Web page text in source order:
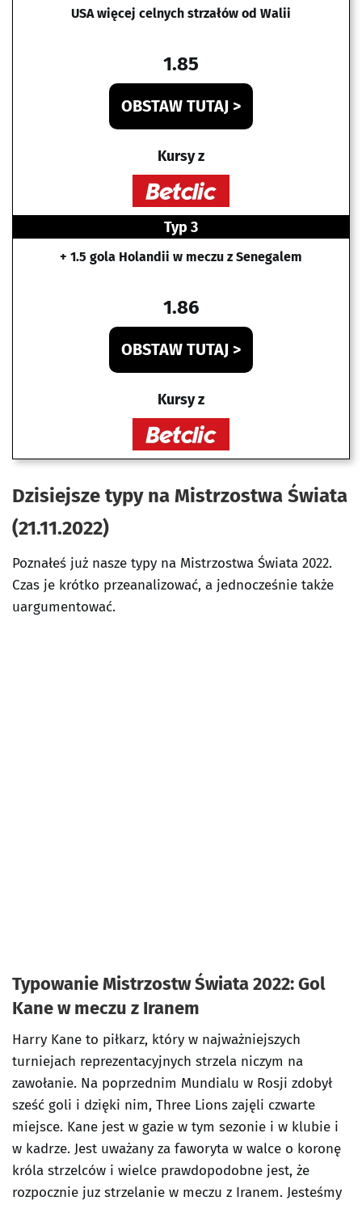
USA więcej celnych strzałów od Walii
1.85
OBSTAW TUTAJ >
Kursy z
Typ 3
+ 1.5 gola Holandii w meczu z Senegalem
1.86
OBSTAW TUTAJ >
Kursy z
Dzisiejsze typy na Mistrzostwa Świata
(21.11.2022)
Poznałeś już nasze typy na Mistrzostwa Świata 2022.
Czas je krótko przeanalizować, a jednocześnie także
uargumentować.
Typowanie Mistrzostw Świata 2022: Gol
Kane w meczu z Iranem
Harry Kane to piłkarz, który w najważniejszych
turniejach reprezentacyjnych strzela niczym na
zawołanie. Na poprzednim Mundialu w Rosji zdobył
sześć goli i dzięki nim, Three Lions zajęli czwarte
miejsce. Kane jest w gazie w tym sezonie i w klubie i
w kadrze. Jest uważany za faworyta w walce o koronę
króla strzelców i wielce prawdopodobne jest, że
rozpocznie juz strzelanie w meczu z Iranem. Jesteśmy